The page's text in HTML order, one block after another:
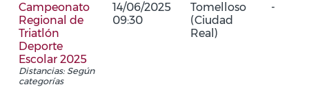
Campeonato
Regional de
Triatlón
Deporte
Escolar 2025
Distancias: Según
categorías
14/06/2025
09:30
Tomelloso
(Ciudad
Real)
-